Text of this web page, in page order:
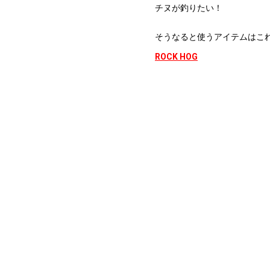
チヌが釣りたい！
そうなると使うアイテムはこ
ROCK HOG